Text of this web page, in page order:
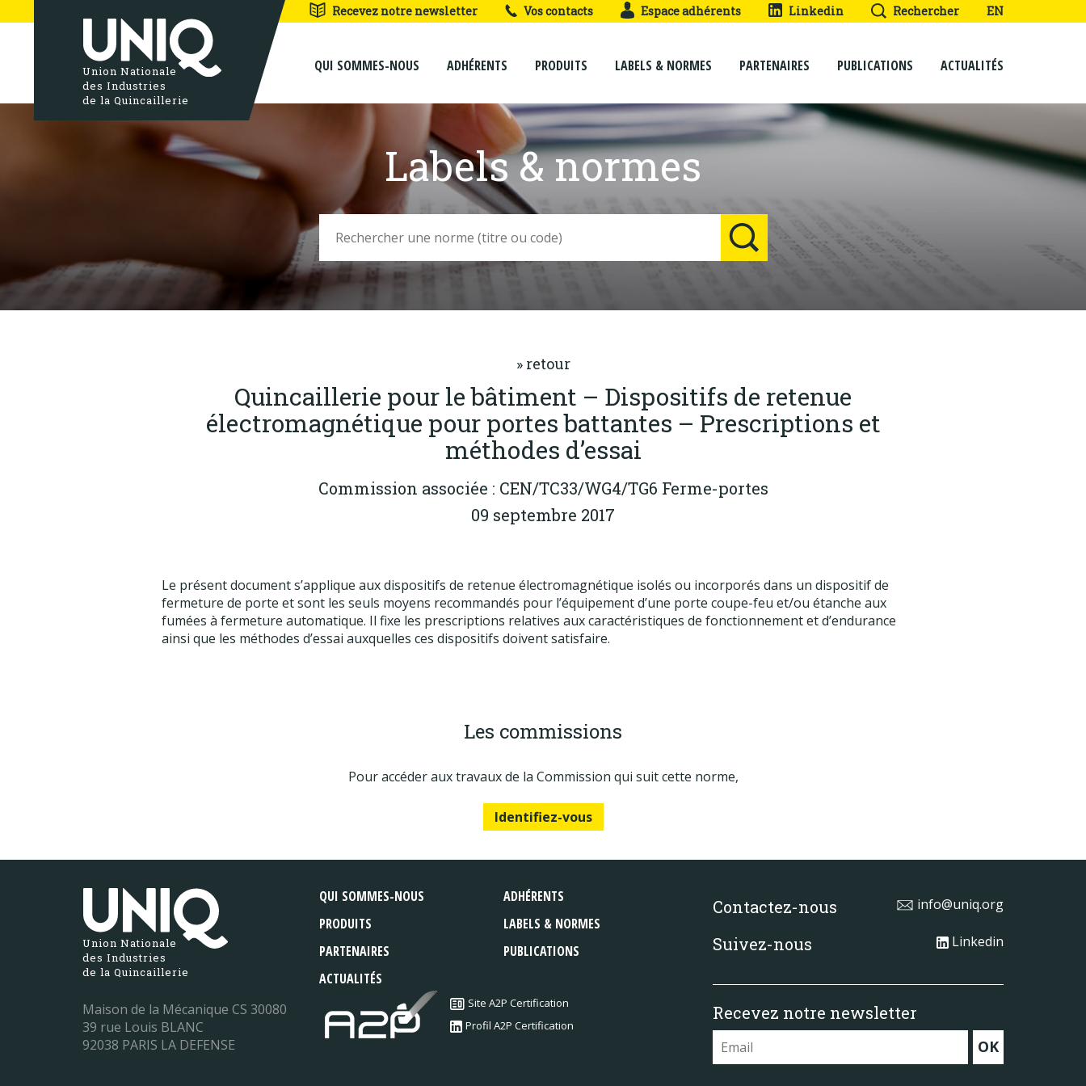
Union Nationale
des Industries
de la Quincaillerie
Recevez notre newsletter Vos contacts Espace adhérents Linkedin Rechercher EN
QUI SOMMES-NOUS ADHÉRENTS PRODUITS LABELS & NORMES PARTENAIRES PUBLICATIONS ACTUALITÉS
Labels & normes
» retour
Quincaillerie pour le bâtiment – Dispositifs de retenue
électromagnétique pour portes battantes – Prescriptions et
méthodes d’essai
Commission associée : CEN/TC33/WG4/TG6 Ferme-portes
09 septembre 2017
Le présent document s’applique aux dispositifs de retenue électromagnétique isolés ou incorporés dans un dispositif de
fermeture de porte et sont les seuls moyens recommandés pour l’équipement d’une porte coupe-feu et/ou étanche aux
fumées à fermeture automatique. Il fixe les prescriptions relatives aux caractéristiques de fonctionnement et d’endurance
ainsi que les méthodes d’essai auxquelles ces dispositifs doivent satisfaire.
Les commissions
Pour accéder aux travaux de la Commission qui suit cette norme,
Identifiez-vous
Union Nationale
des Industries
de la Quincaillerie
Maison de la Mécanique CS 30080
39 rue Louis BLANC
92038 PARIS LA DEFENSE
QUI SOMMES-NOUS
ADHÉRENTS
PRODUITS
LABELS & NORMES
PARTENAIRES
PUBLICATIONS
ACTUALITÉS
Site A2P Certification
Profil A2P Certification
Contactez-nous info@uniq.org
Suivez-nous Linkedin
Recevez notre newsletter
OK